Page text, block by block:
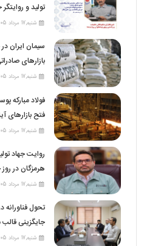
تولید و
شنبه,17 مرداد 1405 | 12:51
سیمان ایران در
بازارهای
شنبه,17 مرداد 1405 | 12:46
فتح بازارهای
شنبه,17 مرداد 1405 | 11:42
روایت جهاد
هرمزگان در روز
شنبه,17 مرداد 1405 | 11:25
تحول فناورانه
جایگزینی
شنبه,17 مرداد 1405 | 11:22